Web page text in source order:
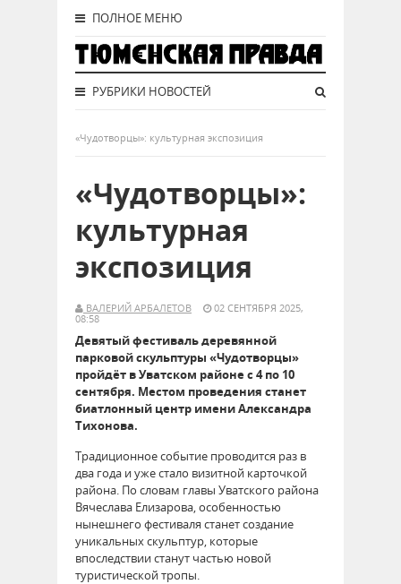
ПОЛНОЕ МЕНЮ
РУБРИКИ НОВОСТЕЙ
«Чудотворцы»: культурная экспозиция
«Чудотворцы»:
культурная
экспозиция
ВАЛЕРИЙ АРБАЛЕТОВ
02 СЕНТЯБРЯ 2025,
08:58
Девятый фестиваль деревянной
парковой скульптуры «Чудотворцы»
пройдёт в Уватском районе с 4 по 10
сентября. Местом проведения станет
биатлонный центр имени Александра
Тихонова.
Традиционное событие проводится раз в
два года и уже стало визитной карточкой
района. По словам главы Уватского района
Вячеслава Елизарова, особенностью
нынешнего фестиваля станет создание
уникальных скульптур, которые
впоследствии станут частью новой
туристической тропы.